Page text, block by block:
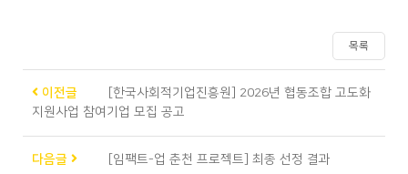
목록
이전글
[한국사회적기업진흥원] 2026년 협동조합 고도화
지원사업 참여기업 모집 공고
다음글 [임팩트-업 춘천 프로젝트] 최종 선정 결과